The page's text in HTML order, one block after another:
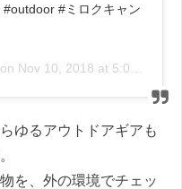
#ミロクキャン
on Nov 10, 2018 at 5:00pm PST
ゆるアウトドアギアも
を、外の環境でチェッ